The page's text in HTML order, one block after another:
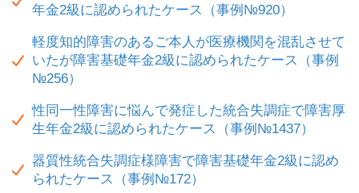
年金2級に認められたケース（事例№920）
軽度知的障害のあるご本人が医療機関を混乱させて
いたが障害基礎年金2級に認められたケース（事例
№256）
性同一性障害に悩んで発症した統合失調症で障害厚
生年金2級に認められたケース（事例№1437）
器質性統合失調症様障害で障害基礎年金2級に認め
られたケース（事例№172）